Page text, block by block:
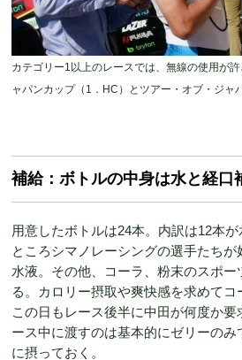
カテゴリー1以上のレースでは、無線の使用が
ャパンカップ（1．HC）とツアー・オブ・ジャ
補給：ボトルの中身は水と経口
用意したボトルは24本。内訳は12本
ところシマノレーシングの選手たち
水液。その他、コーラ、粉末のスポ
る。カロリー摂取や爽快感を求めてコ
この日もレース後半に中田が何度か
ース中に渡すのは基本的にゼリーの
に摂っておく。